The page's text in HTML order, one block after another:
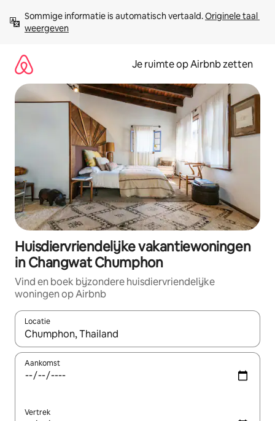
direct
naar
Sommige informatie is automatisch vertaald. Originele taal
weergeven
Je ruimte op Airbnb zetten
Huisdiervriendelijke vakantiewoningen
in Changwat Chumphon
Vind en boek bijzondere huisdiervriendelijke
woningen op Airbnb
Locatie
Wanneer er suggesties beschikbaar zijn, maak je een keuze
Aankomst
Vertrek